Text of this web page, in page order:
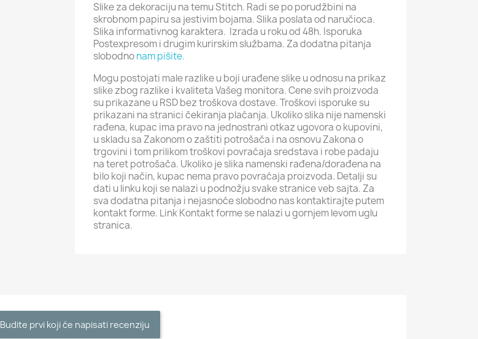
Slike za dekoraciju na temu Stitch. Radi se po porudžbini na
skrobnom papiru sa jestivim bojama. Slika poslata od naručioca.
Slika informativnog karaktera. Izrada u roku od 48h. Isporuka
Postexpresom i drugim kurirskim službama. Za dodatna pitanja
slobodnonam pišite.
Mogu postojati male razlike u boji urađene slike u odnosu na prikaz
slike zbog razlike i kvaliteta Vašeg monitora. Cene svih proizvoda
su prikazane u RSD bez troškova dostave. Troškovi isporuke su
prikazani na stranici čekiranja plaćanja. Ukoliko slika nije namenski
rađena, kupac ima pravo na jednostrani otkaz ugovora o kupovini,
u skladu sa Zakonom o zaštiti potrošača i na osnovu Zakona o
trgovini i tom prilikom troškovi povraćaja sredstava i robe padaju
na teret potrošača. Ukoliko je slika namenski rađena/dorađena na
bilo koji način, kupac nema pravo povraćaja proizvoda. Detalji su
dati u linku koji se nalazi u podnožju svake stranice veb sajta. Za
sva dodatna pitanja i nejasnoće slobodno nas kontaktirajte putem
kontakt forme. Link Kontakt forme se nalazi u gornjem levom uglu
stranica.
Budite prvi koji će napisati recenziju